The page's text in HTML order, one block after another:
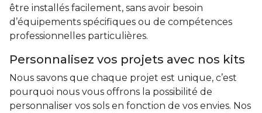
être installés facilement, sans avoir besoin
d’équipements spécifiques ou de compétences
professionnelles particulières.
Personnalisez vos projets avec nos kits
Nous savons que chaque projet est unique, c’est
pourquoi nous vous offrons la possibilité de
personnaliser vos sols en fonction de vos envies. Nos